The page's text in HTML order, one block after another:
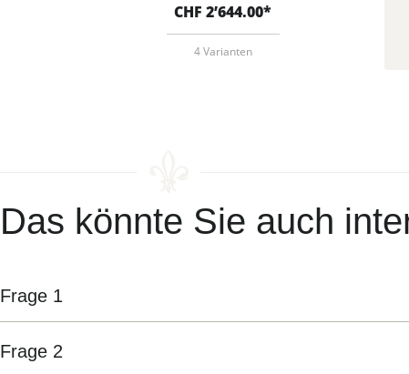
CHF 2’644.00*
4 Varianten
Das könnte Sie auch
Frage 1
Frage 2